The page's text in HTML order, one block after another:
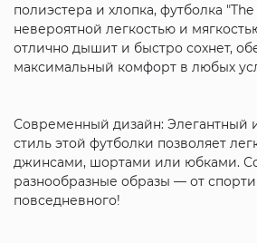
полиэстера и хлопка, футболка
невероятной легкостью и
отлично дышит и быстро сохнет,
максимальный комфорт в любых
Современный дизайн: Элегантный
стиль этой футболки позволяет
джинсами, шортами или юбками.
разнообразные образы — от
повседневного!